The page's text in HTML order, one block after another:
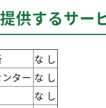
供するサー
な し
ター な し
な し